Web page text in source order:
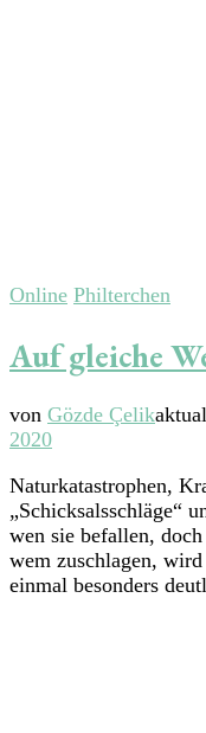
Online Philterchen
Auf gleiche
von Gözde Çelik
2020
Naturkatastrophen,
„Schicksalsschläge“
wen sie befallen,
wem zuschlagen,
einmal besonders